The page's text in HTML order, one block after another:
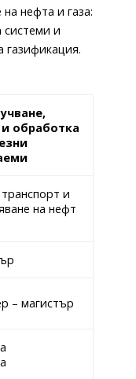
нефта и газа:
системи и
обработка
и
на нефт
– магистър